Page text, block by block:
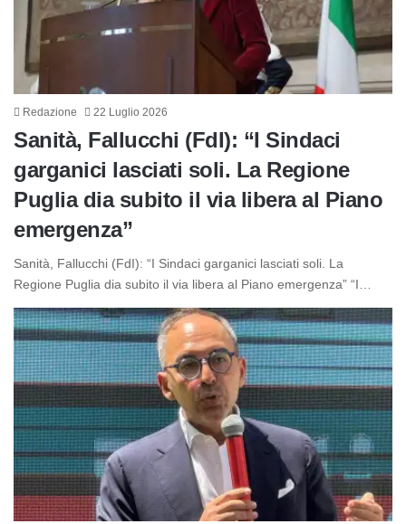
Redazione 22 Luglio 2026
Sanità, Fallucchi (FdI): “I Sindaci
garganici lasciati soli. La Regione
Puglia dia subito il via libera al Piano
emergenza”
Sanità, Fallucchi (FdI): “I Sindaci garganici lasciati soli. La
Regione Puglia dia subito il via libera al Piano emergenza” “I…